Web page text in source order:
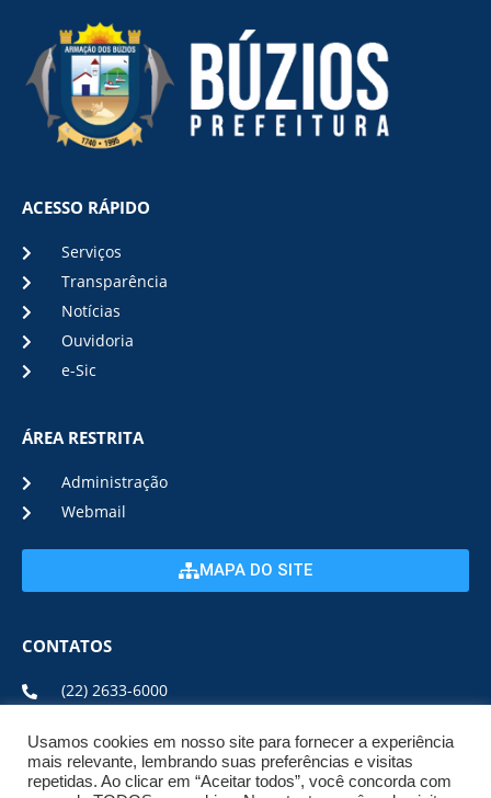
ACESSO RÁPIDO
Serviços
Transparência
Notícias
Ouvidoria
e-Sic
ÁREA RESTRITA
Administração
Webmail
MAPA DO SITE
CONTATOS
(22) 2633-6000
ENDEREÇO E HORÁRIO
Usamos cookies em nosso site para fornecer a experiência
mais relevante, lembrando suas preferências e visitas
repetidas. Ao clicar em “Aceitar todos”, você concorda com